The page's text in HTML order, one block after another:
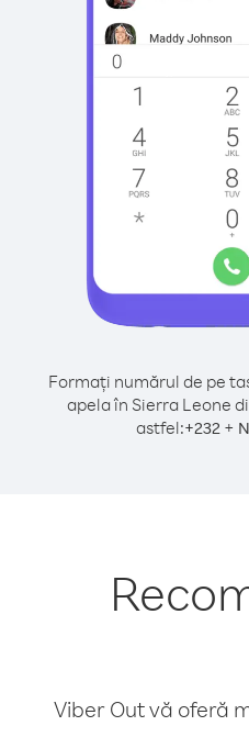
Formați numărul de pe
apela în Sierra Leone
astfel:+232+
Viber Out vă oferă